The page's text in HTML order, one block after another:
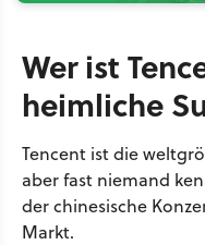
Wer ist
heimliche
Tencent ist die
aber fast niemand
der chinesische
Markt.